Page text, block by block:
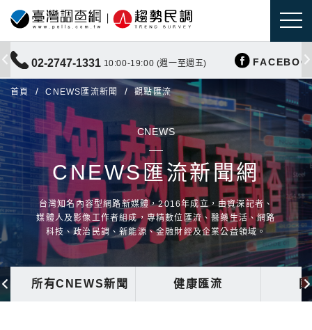
02-2747-1331 10:00-19:00 (週一至週五)
首頁 CNEWS匯流新聞 觀點匯流
CNEWS
CNEWS匯流新聞網
台灣知名內容型網路新媒體，2016年成立，由資深記者、
媒體人及影像工作者組成，專精數位匯流、醫藥生活、網路
科技、政治民調、新能源、金融財經及企業公益領域。
所有CNEWS新聞 健康匯流